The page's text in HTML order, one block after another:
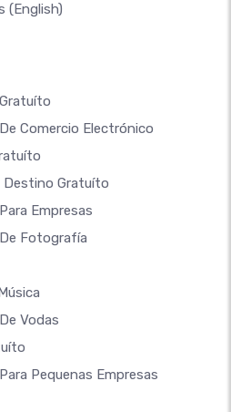
(English)
Comercio Electrónico
Destino Gratuíto
Empresas
Fotografía
Vodas
Pequenas Empresas